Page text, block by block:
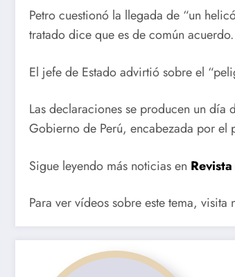
Petro cuestionó la llegada de “un
tratado dice que es de común
El jefe de Estado advirtió sobre el
Las declaraciones se producen un día
Gobierno de Perú, encabezada por
Sigue leyendo más noticias en
Para ver vídeos sobre este tema, visita